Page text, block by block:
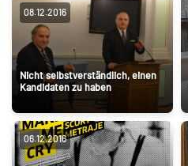
08.12.2016
Nicht selbstverständlich, einen
Kandidaten zu haben
06.12.2016